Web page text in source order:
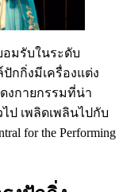
อมรับในระดับ
กกิ่งมีเครื่องแต่ง
งกายกรรมที่น่า
ป เพลิดเพลินไปกับ
for the Performing